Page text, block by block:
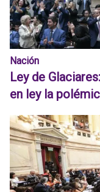
Nación
Ley de
en ley la